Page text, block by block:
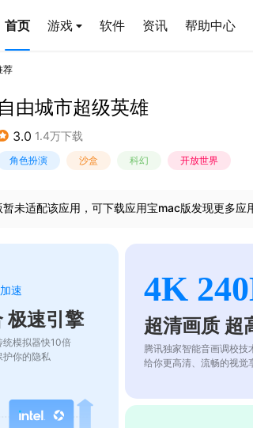
首页 游戏 软件 资讯 帮助中心
荐
自由城市超级英雄
3.0 1.4万下载
角色扮演 沙盒 科幻 开放世界
未适配该应用，可下载应用宝mac版发现更多应
加速
极速引擎
模拟器快10倍
护你的隐私
4K
超清画质 超
腾讯独家智能音画调校技
给你更高清、流畅的视觉